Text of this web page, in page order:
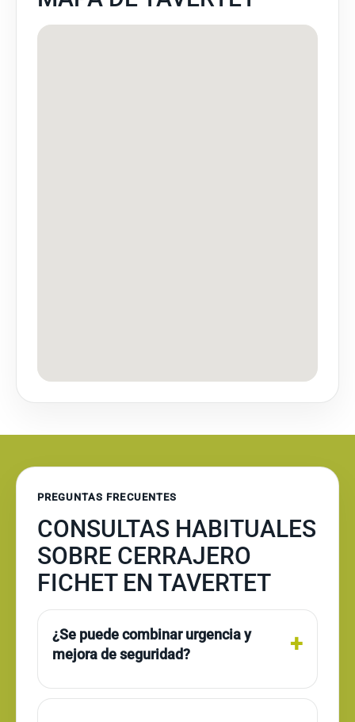
PREGUNTAS FRECUENTES
CONSULTAS HABITUALES
SOBRE CERRAJERO
FICHET EN TAVERTET
¿Se puede combinar urgencia y
mejora de seguridad?